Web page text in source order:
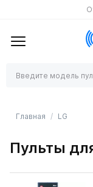
Главная LG
Пульты